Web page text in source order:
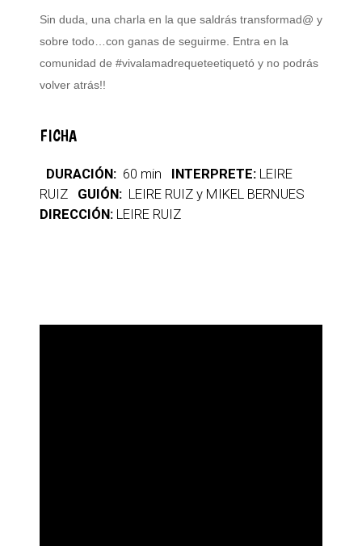
Sin duda, una charla en la que saldrás transformad@ y
sobre todo…con ganas de seguirme. Entra en la
comunidad de #vivalamadrequeteetiquetó y no podrás
volver atrás!!
FICHA
DURACIÓN: 60 min INTERPRETE: LEIRE
RUIZ GUIÓN: LEIRE RUIZ y MIKEL BERNUES
DIRECCIÓN: LEIRE RUIZ